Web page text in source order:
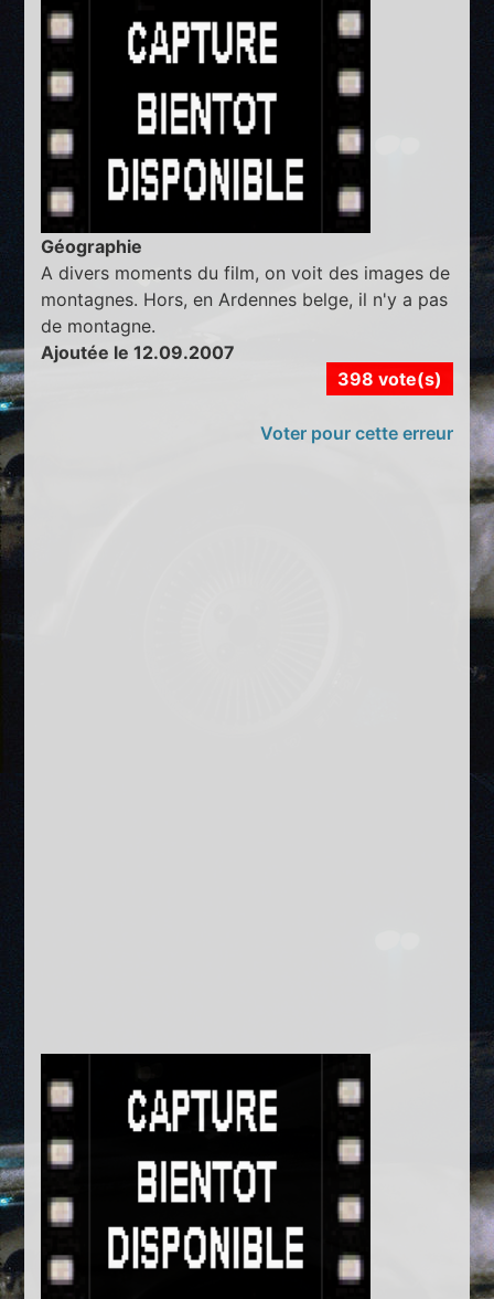
Géographie
A divers moments du film, on voit des images de
montagnes. Hors, en Ardennes belge, il n'y a pas
de montagne.
Ajoutée le 12.09.2007
398 vote(s)
Voter pour cette erreur